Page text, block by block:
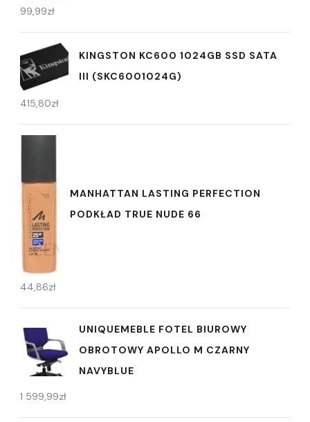
99,99zł
KINGSTON KC600 1024GB SSD SATA
III (SKC6001024G)
415,80zł
MANHATTAN LASTING PERFECTION
PODKŁAD TRUE NUDE 66
44,86zł
UNIQUEMEBLE FOTEL BIUROWY
OBROTOWY APOLLO M CZARNY
NAVYBLUE
1 599,99zł